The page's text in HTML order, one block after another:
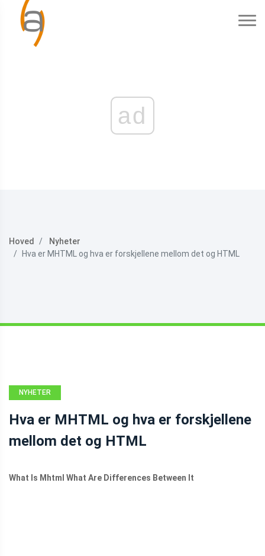
ad
Hoved
Nyheter
Hva er MHTML og hva er forskjellene mellom det og HTML
NYHETER
Hva er MHTML og hva er forskjellene
mellom det og HTML
What Is Mhtml What Are Differences Between It